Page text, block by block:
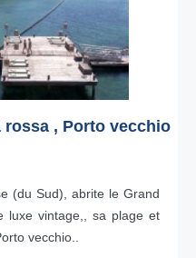
rossa , Porto vecchio
(du Sud), abrite le Grand
luxe vintage,, sa plage et
vecchio..